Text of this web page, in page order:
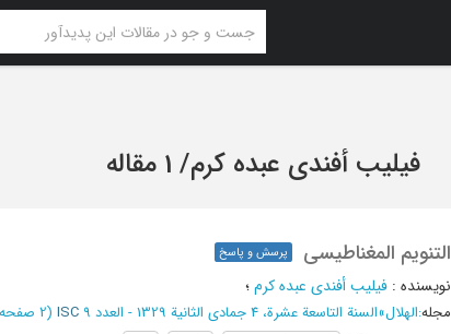
فیلیب أفندی عبده کرم/ 1 مقاله
التنویم المغناطیسی پرسش و پاسخ
نویسنده : فیلیب أفندی عبده کرم؛
مجله:الهلال»السنة التاسعة عشرة، 4 جمادی الثانیة 1329 - العدد 9 ISC (‎2 صفحه -